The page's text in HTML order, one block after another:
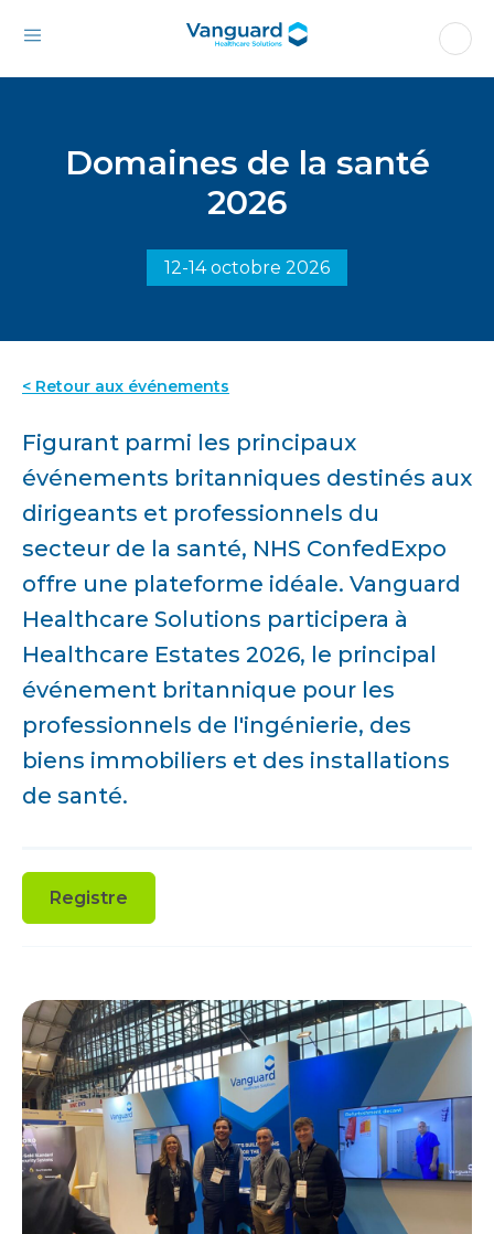
Domaines de la santé
2026
12-14 octobre 2026
< Retour aux événements
Figurant parmi les principaux
événements britanniques destinés aux
dirigeants et professionnels du
secteur de la santé, NHS ConfedExpo
offre une plateforme idéale. Vanguard
Healthcare Solutions participera à
Healthcare Estates 2026, le principal
événement britannique pour les
professionnels de l'ingénierie, des
biens immobiliers et des installations
de santé.
Registre